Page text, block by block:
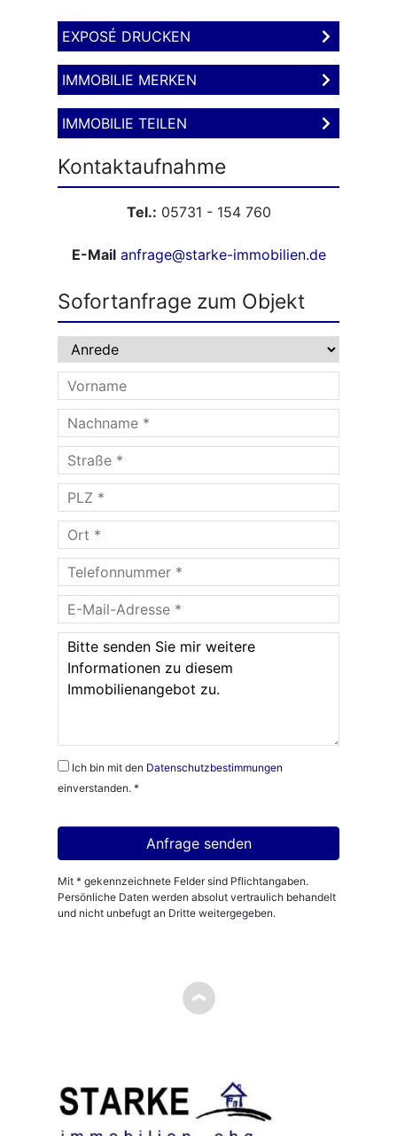
EXPOSÉ DRUCKEN
IMMOBILIE MERKEN
IMMOBILIE TEILEN
Kontaktaufnahme
Tel.: 05731 - 154 760
E-Mail anfrage@starke-immobilien.de
Sofortanfrage zum Objekt
Ich bin mit den Datenschutzbestimmungen
einverstanden. *
Mit * gekennzeichnete Felder sind Pflichtangaben.
Persönliche Daten werden absolut vertraulich behandelt
und nicht unbefugt an Dritte weitergegeben.